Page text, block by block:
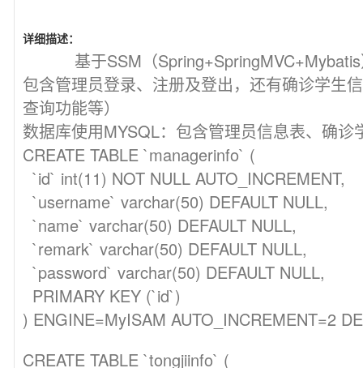
详细描述：
基于SSM（
包含管理员登录、注册及登出，还有确诊学生
查询功能等）
数据库使用MYSQL：包含管理员信息表、确诊
CREATE TABLE `managerinfo` (
`id` int(11) NOT NULL AUTO_INCREMENT,
`username` varchar(50) DEFAULT NULL,
`name` varchar(50) DEFAULT NULL,
`remark` varchar(50) DEFAULT NULL,
`password` varchar(50) DEFAULT NULL,
PRIMARY KEY (`id`)
) ENGINE=MyISAM AUTO_INCREMENT=2
CREATE TABLE `tongjiinfo` (